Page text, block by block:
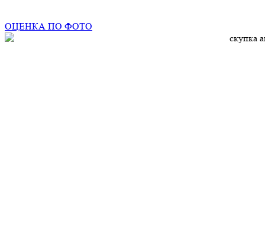
ОЦЕНКА ПО ФОТО